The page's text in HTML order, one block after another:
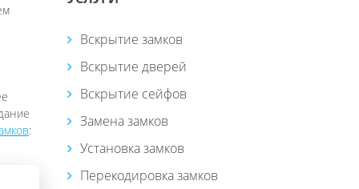
:
Вскрытие замков
Вскрытие дверей
Вскрытие сейфов
Замена замков
Установка замков
Перекодировка замков